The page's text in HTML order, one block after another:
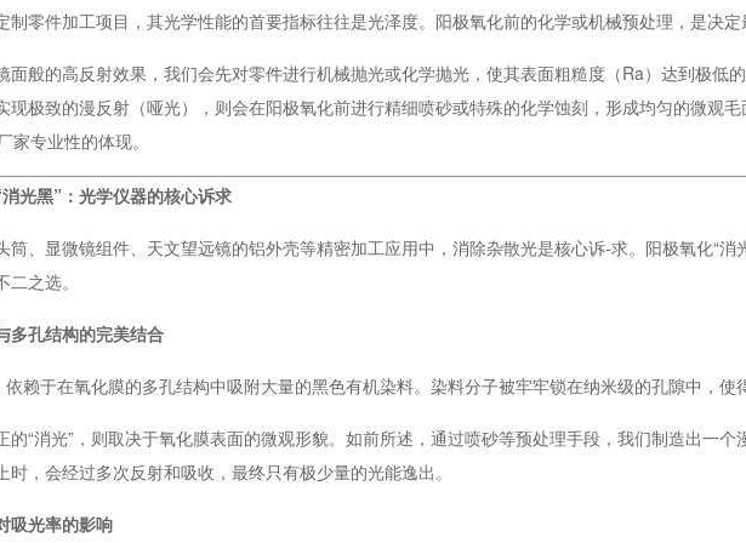
制零件加工项目，其光学性能的首要指标往往是光泽度。阳极氧化前的化学或机械预处理，是决定
面般的高反射效果，我们会先对零件进行机械抛光或化学抛光，使其表面粗糙度（Ra）达到极低
现极致的漫反射（哑光），则会在阳极氧化前进行精细喷砂或特殊的化学蚀刻，形成均匀的微观
家专业性的体现。
光黑”：光学仪器的核心诉求
筒、显微镜组件、天文望远镜的铝外壳等精密加工应用中，消除杂散光是核心诉-求。阳极氧化“
之选。
多孔结构的完美结合
依赖于在氧化膜的多孔结构中吸附大量的黑色有机染料。染料分子被牢牢锁在纳米级的孔隙中，使
的“消光”，则取决于氧化膜表面的微观形貌。如前所述，通过喷砂等预处理手段，我们制造出一
时，会经过多次反射和吸收，最终只有极少量的光能逸出。
吸光率的影响